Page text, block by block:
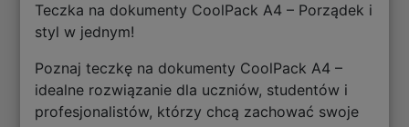
Teczka na dokumenty CoolPack A4 – Porządek i
styl w jednym!
Poznaj teczkę na dokumenty CoolPack A4 –
idealne rozwiązanie dla uczniów, studentów i
profesjonalistów, którzy chcą zachować swoje